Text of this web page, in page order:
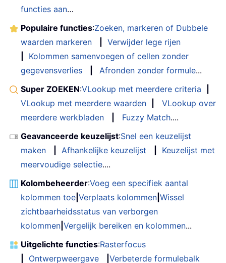
functies aan…
Populaire functies:Zoeken, markeren of Dubbele
waarden markeren
Verwijder lege rijen
Kolommen samenvoegen of cellen zonder
gegevensverlies
Afronden zonder formule...
Super ZOEKEN:VLookup met meerdere criteria
VLookup met meerdere waarden
VLookup over
meerdere werkbladen
Fuzzy Match....
Geavanceerde keuzelijst:Snel een keuzelijst
maken
Afhankelijke keuzelijst
Keuzelijst met
meervoudige selectie....
Kolombeheerder:Voeg een specifiek aantal
kolommen toe Verplaats kolommen Wissel
zichtbaarheidsstatus van verborgen
kolommen Vergelijk bereiken en kolommen...
Uitgelichte functies:Rasterfocus
Ontwerpweergave
Verbeterde formulebalk